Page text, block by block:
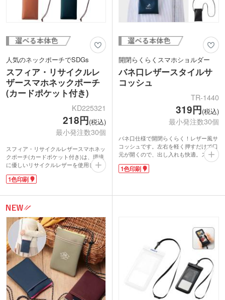
人気のネックポーチでSDGs
スフィア・リサイクルレ
ザースマホネックポーチ
(カードポケット付き)
KD225321
218円(税込)
最小発注数30個
スフィア・リサイクルレザースマホネッ
クポーチ(カードポケット付き)は、環境
に優しいリサイクルレザーを使用してい
ます。皮革製品製造時に出る破片やくず
を再加工。天然皮革の風合いを残したエ
物の低減に貢献します。首から掛けるポ
ーチは、スマホがすっぽり収まるサイ
ズ。裏面にはキャッシュレス時代に嬉し
いカード入れが付いています。首紐もお
しゃれなレザー調。コンビニなどちょっ
としたお買い物や、バッグを持ちたくな
い手ぶら派におすすめです。
表面に1色のロゴ印刷ができます。シン
プルで品があるデザイン。印刷面が目に
入りやすく販促効果も期待大!ポストイ
ンもできるサイズです。アパレルショッ
プのノベルティにぴったりです。
1色印刷
開閉らくらくスマホショルダー
バネ口レザースタイルサ
コッシュ
TR-1440
319円(税込)
最小発注数30個
バネ口仕様で開閉らくらく！レザー風サ
コッシュです。左右を軽く押すだけで口
元が開くので、出し入れも快適。スマホ
がぴったり収まるサイズ感で、必要なも
のだけを軽やかに持ち歩きたい方にぴっ
ト。ちょっとしたお出かけや、スマホだ
イベント名を入れたオリジナルスマホシ
ョルダーが作れます。アーティスト物販
やアパレルブランドのノベルティにもぴ
ったりのアイテムです。
1色印刷